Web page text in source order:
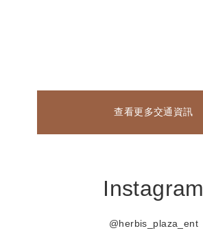
查看更多交通資訊
Instagram
@herbis_plaza_ent